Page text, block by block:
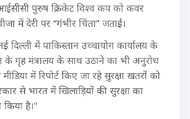
पुरुष क्रिकेट विश्व कप को कवर
में देरी पर “गंभीर चिंता” जताई।
दिल्ली में पाकिस्तान उच्चायोग कार्यालय के
के गृह मंत्रालय के साथ उठाने का भी अनुरोध
में रिपोर्ट किए जा रहे सुरक्षा खतरों को
से भारत में खिलाड़ियों की सुरक्षा का
है।”